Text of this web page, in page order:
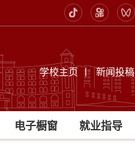
学校主页 丨 新闻投稿
电子橱窗 就业指导